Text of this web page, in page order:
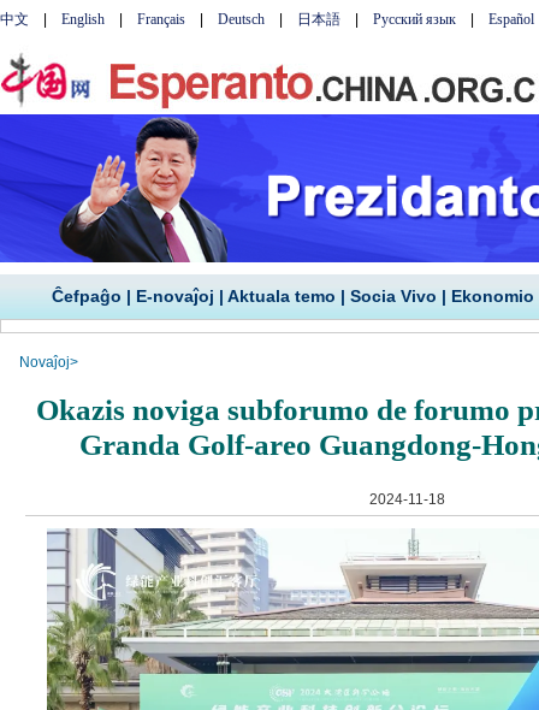
Ĉefpaĝo | E-novaĵoj | Aktuala temo | Socia Vivo | Ekonomio
Novaĵoj>
Okazis noviga subforumo de forumo
Granda Golf-areo Guangdong-
2024-11-18